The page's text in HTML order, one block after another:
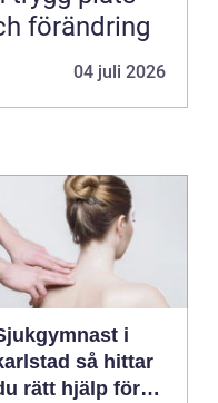
förändring
04 juli 2026
i
så hittar
rätt hjälp för